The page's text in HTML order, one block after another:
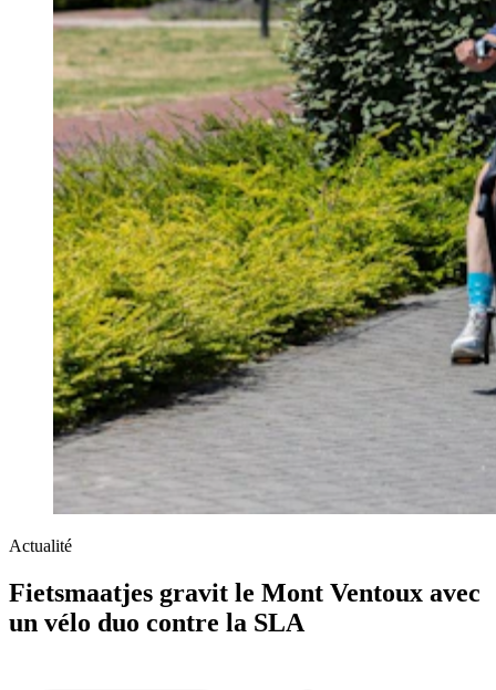
Actualité
Fietsmaatjes gravit le Mont Ventoux avec
un vélo duo contre la SLA